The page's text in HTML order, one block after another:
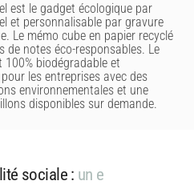
est le gadget écologique par
et personnalisable par gravure
Le mémo cube en papier recyclé
de notes éco-responsables. Le
biodégradable et
les entreprises avec des
environnementales et une
disponibles sur demande.
sociale :u ne ng